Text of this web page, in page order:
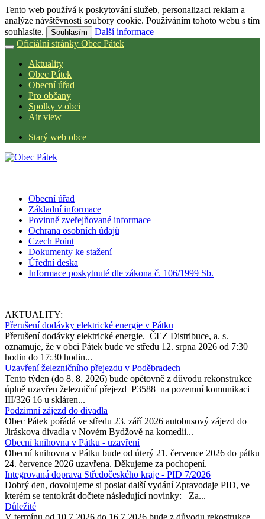
Tento web používá k poskytování služeb, personalizaci reklam a
analýze návštěvnosti soubory cookie. Používáním tohoto webu s tím
souhlasíte.
Souhlasím
Další informace
Oficiální stránky Obec Pátek
Aktuality
Obec Pátek
Obecní úřad
Pro občany
Spolky v obci
Air view
Starý web obce
Obecní úřad
Základní informace
Povinně zveřejňované informace
Ochrana osobních údajů
Czech Point
Dokumenty ke stažení
Úřední deska
Informace poskytnuté dle zákona č. 106/1999 Sb.
AKTUALITY:
Přerušení dodávky elektrické energie v Pátku
Přerušení dodávky elektrické energie. ČEZ Distribuce, a. s.
oznamuje, že v obci Pátek bude ve středu 12. srpna 2026 od 7:30
hodin do 17:30 hodin...
Uzavření železničního přejezdu v Poděbradech
Tento týden (do 8. 8. 2026) bude opětovně z důvodu rekonstrukce
úplně uzavřen železniční přejezd P3588 na pozemní komunikaci
III/326 16 u skláren...
Podzimní zájezd do divadla
Obec Pátek pořádá ve středu 23. září 2026 autobusový zájezd do
Jiráskova divadla v Novém Bydžově na komedii...
Obecní knihovna v Pátku - uzavření
Obecní knihovna v Pátku bude od úterý 21. července 2026 do pátku
24. července 2026 uzavřena. Děkujeme za pochopení.
Integrovaná doprava Středočeského kraje - PID 7/2026
Dobrý den, dovolujeme si poslat další vydání Zpravodaje PID, ve
kterém se tentokrát dočtete následující novinky: Za...
Důležité
V termínu od 10.7.2026 do 16.7.2026 bude z důvodu rekostrukce